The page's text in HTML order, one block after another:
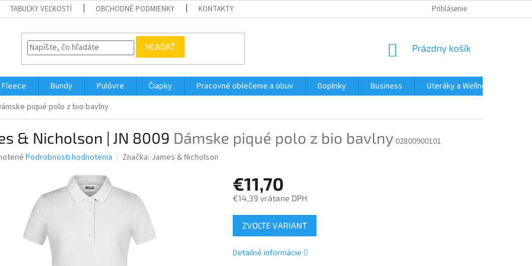
TABUĽKY VEĽKOSTÍ OBCHODNÉ PODMIENKY KONTAKTY Prihlásenie
HĽADAŤ
NÁKUPNÝ
Prázdny košík
Fleece Bundy Pulóvre Čiapky Pracovné oblečenie a obuv Doplnky Business Uteráky a Wellness
piqué polo z bio bavlny
& Nicholson | JN 8009 Dámske piqué polo z bio bavlny 02800900101
Podrobnosti hodnotenia Značka: James & Nicholson
€11,70
€14,39 vrátane DPH
Jednotková
cena:
ZVOĽTE VARIANT
Detailné informácie